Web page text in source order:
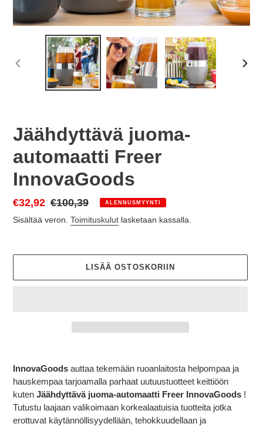
EDELLINEN
Jäähdyttävä juoma-
automaatti Freer
InnovaGoods
Myyntihinta
€32,92 Normaalihinta
€100,39 ALENNUSMYYNTI
Sisältää veron. Toimituskulut lasketaan kassalla.
LISÄÄ OSTOSKORIIN
ostoskoriin
InnovaGoods auttaa tekemään ruoanlaitosta helpompaa ja
hauskempaa tarjoamalla parhaat uutuustuotteet keittiöön
kuten Jäähdyttävä juoma-automaatti Freer InnovaGoods !
Tutustu laajaan valikoimaan korkealaatuisia tuotteita jotka
erottuvat käytännöllisyydellään, tehokkuudellaan ja